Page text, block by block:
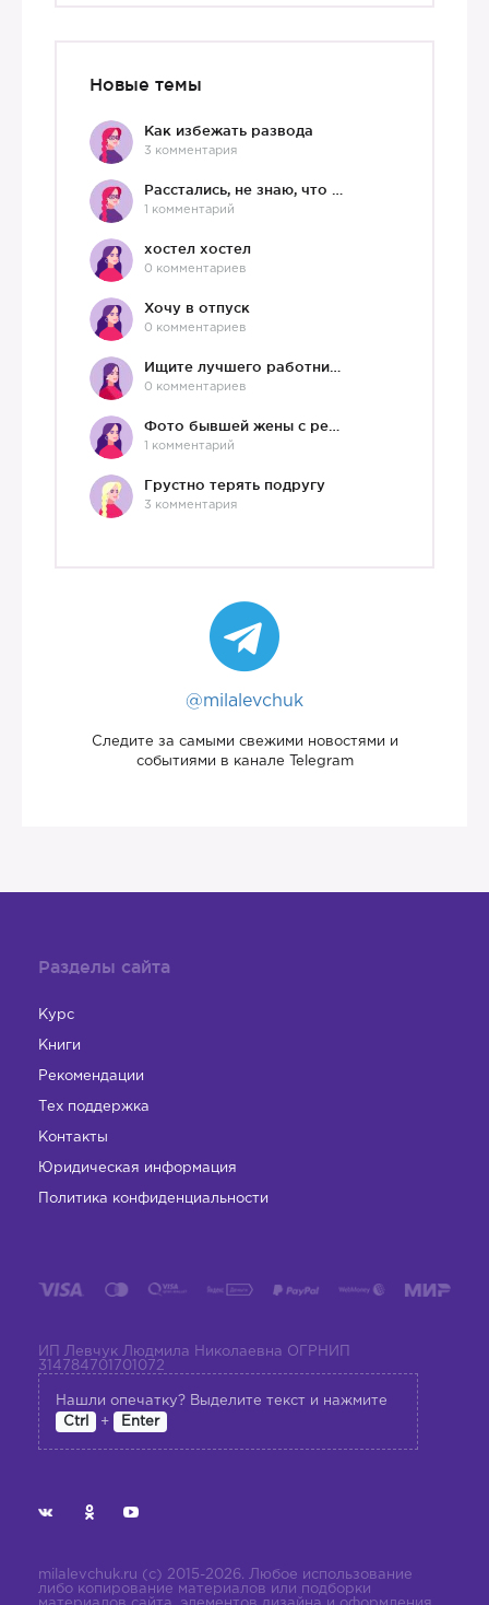
Новые темы
Как избежать развода
3 комментария
1 комментарий
хостел хостел
0 комментариев
Хочу в отпуск
0 комментариев
0 комментариев
1 комментарий
Грустно терять подругу
3 комментария
@milalevchuk
Следите за самыми свежими новостями и
событиями в канале Telegram
Разделы сайта
Курс
Книги
Рекомендации
Тех поддержка
Контакты
Юридическая информация
Политика конфиденциальности
ИП Левчук Людмила Николаевна ОГРНИП
314784701701072
Нашли опечатку? Выделите текст и нажмите
Ctrl
+ Enter
milalevchuk.ru (с) 2015-2026. Любое использование
либо копирование материалов или подборки